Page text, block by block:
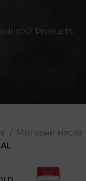
2 Products
Моторни масла